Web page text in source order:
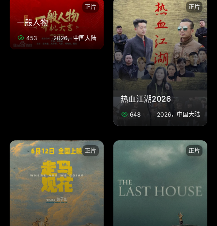
正片
一般人物
453 2026，中国大陆
正片
热血江湖2026
648 2026，中国大陆
正片 正片